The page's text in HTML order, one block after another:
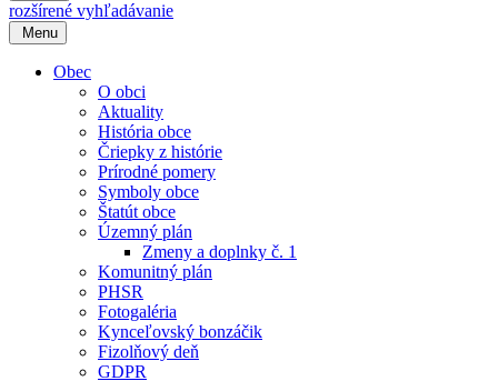
rozšírené vyhľadávanie
Menu
Obec
O obci
Aktuality
História obce
Čriepky z histórie
Prírodné pomery
Symboly obce
Štatút obce
Územný plán
Zmeny a doplnky č. 1
Komunitný plán
PHSR
Fotogaléria
Kynceľovský bonzáčik
Fizolňový deň
GDPR